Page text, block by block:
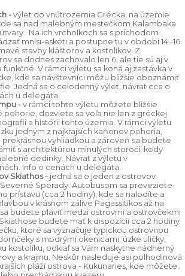
- výlet do vnútrozemia Grécka, na územie
sa nad malebným mestečkom Kalambaka
Na ich vrcholkoch sa s príchodom
mnísi-askéti a postupne tu v období 14.-16.
stavby kláštorov a kostolíkov. Z
sa dodnes zachovalo len 6, ale tie sú aj v
funkčné. V rámci výletu sa koná aj zastávka v
kde sa návštevníci môžu bližšie oboznámiť
Jedná sa o celodenný výlet, návrat cca o
u delegáta.
- v rámci tohto výletu môžete bližšie
dozviete sa veľa nie len z gréckej
a histórii tohto územia. V rámci výletu
jedným z najkrajších kaňonov pohoria,
vyhliadkou a zároveň sa budete
s architektúrou minulých storočí, kedy
dedinky. Návrat z výletu v
Info o cenách u delegáta.
Skiathos - jedná sa o jeden z ostrovov
Sporady. Autobusom sa preveziete
prístavu (cca 2 hodiny), kde sa nalodíte a
v krásnom zálive Pagassitikos až na
budete plaviť medzi ostrovmi a ostrovčekmi
budete mať k dispozícii cca 2 hodiny
ktoré sa vyznačuje typickou ostrovnou
s modrými okenicami, úzke uličky,
kostolíku, odkiaľ sa Vám naskytne nádherný
a krajinu. Neskôr nasleduje asi polhodinová
pláží ostrova - Kukunaries, kde môžete